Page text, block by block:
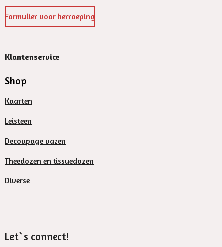
Formulier voor herroeping
Klantenservice
Shop
Kaarten
Leisteen
Decoupage vazen
Theedozen en tissuedozen
Diverse
Let`s connect!